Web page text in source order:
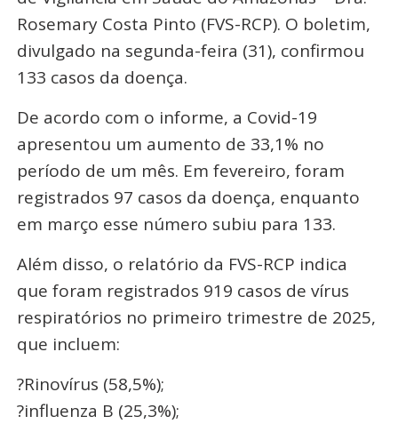
Rosemary Costa Pinto (FVS-RCP). O boletim,
divulgado na segunda-feira (31), confirmou
133 casos da doença.
De acordo com o informe, a Covid-19
apresentou um aumento de 33,1% no
período de um mês. Em fevereiro, foram
registrados 97 casos da doença, enquanto
em março esse número subiu para 133.
Além disso, o relatório da FVS-RCP indica
que foram registrados 919 casos de vírus
respiratórios no primeiro trimestre de 2025,
que incluem:
?Rinovírus (58,5%);
?influenza B (25,3%);